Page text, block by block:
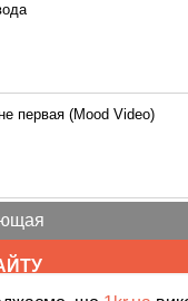
первая (Mood Video)